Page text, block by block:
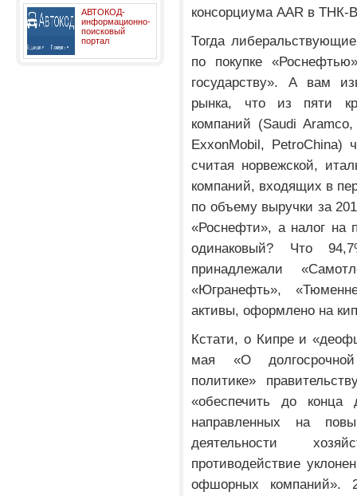
АВТОКОД-
информационно-
поисковый
портал
консорциума AAR в ТНК-
Тогда
по покупке
государству». А вам
рынка, что из пяти
компаний (Saudi
ExxonMobil, PetroChina)
считая норвежской,
компаний, входящих в
по объему выручки за
«Роснефти», а налог на
одинаковый? Что
принадлежали
«Югранефть»,
активы, оформлено на
Кстати, о Кипре и
мая «О долгосрочной
политике»
«обеспечить до
направленных на
деятельности
противодействие
офшорных компаний».